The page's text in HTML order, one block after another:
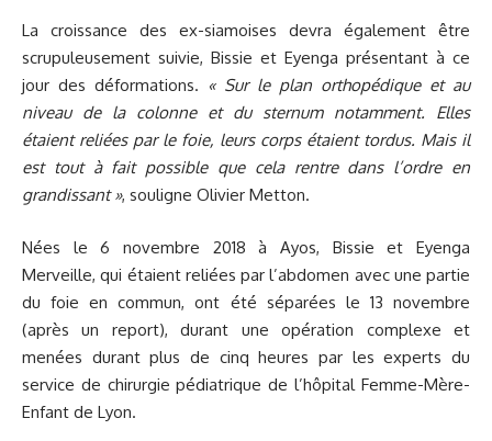
La croissance des ex-siamoises devra également être
scrupuleusement suivie, Bissie et Eyenga présentant à ce
jour des déformations. « Sur le plan orthopédique et au
niveau de la colonne et du sternum notamment. Elles
étaient reliées par le foie, leurs corps étaient tordus. Mais il
est tout à fait possible que cela rentre dans l’ordre en
grandissant », souligne Olivier Metton.
Nées le 6 novembre 2018 à Ayos, Bissie et Eyenga
Merveille, qui étaient reliées par l’abdomen avec une partie
du foie en commun, ont été séparées le 13 novembre
(après un report), durant une opération complexe et
menées durant plus de cinq heures par les experts du
service de chirurgie pédiatrique de l’hôpital Femme-Mère-
Enfant de Lyon.